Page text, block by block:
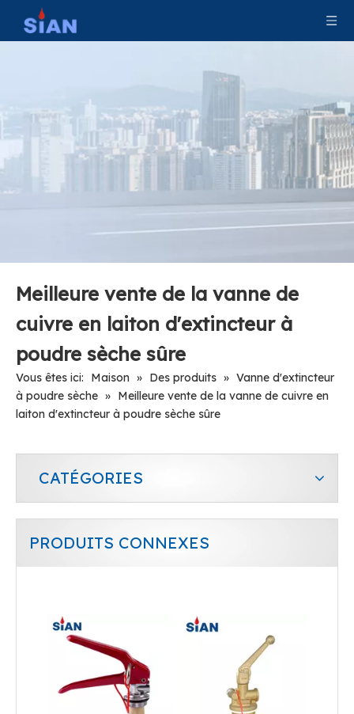
Meilleure vente de la vanne de
cuivre en laiton d'extincteur à
poudre sèche sûre
Vous êtes ici: Maison » Des produits » Vanne d'extincteur
à poudre sèche » Meilleure vente de la vanne de cuivre en
laiton d'extincteur à poudre sèche sûre
CATÉGORIES
PRODUITS CONNEXES
Soupape forgée en alliage laiton/cuivre fiable pour extincteur à poudre sèche